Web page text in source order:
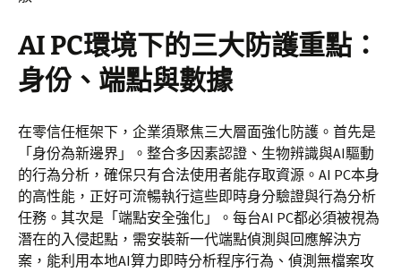
AI PC環境下的三大防護重點：
身份、端點與數據
在零信任框架下，企業須聚焦三大層面強化防護。首先是
「身份為新邊界」。整合多因素認證、生物辨識與AI驅動
的行為分析，確保只有合法使用者能存取資源。AI PC本身
的高性能，正好可流暢執行這些即時身分驗證與行為分析
任務。其次是「端點安全強化」。每台AI PC都必須被視為
潛在的入侵起點，需安裝新一代端點偵測與回應解決方
案，能利用本地AI算力即時分析程序行為、偵測無檔案攻